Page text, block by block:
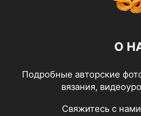
О
Подробные авторские
вязания,
Свяжитесь с